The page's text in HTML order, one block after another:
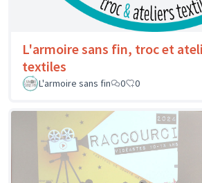
L'armoire sans fin, troc et
textiles
L'armoire sans fin
0 0